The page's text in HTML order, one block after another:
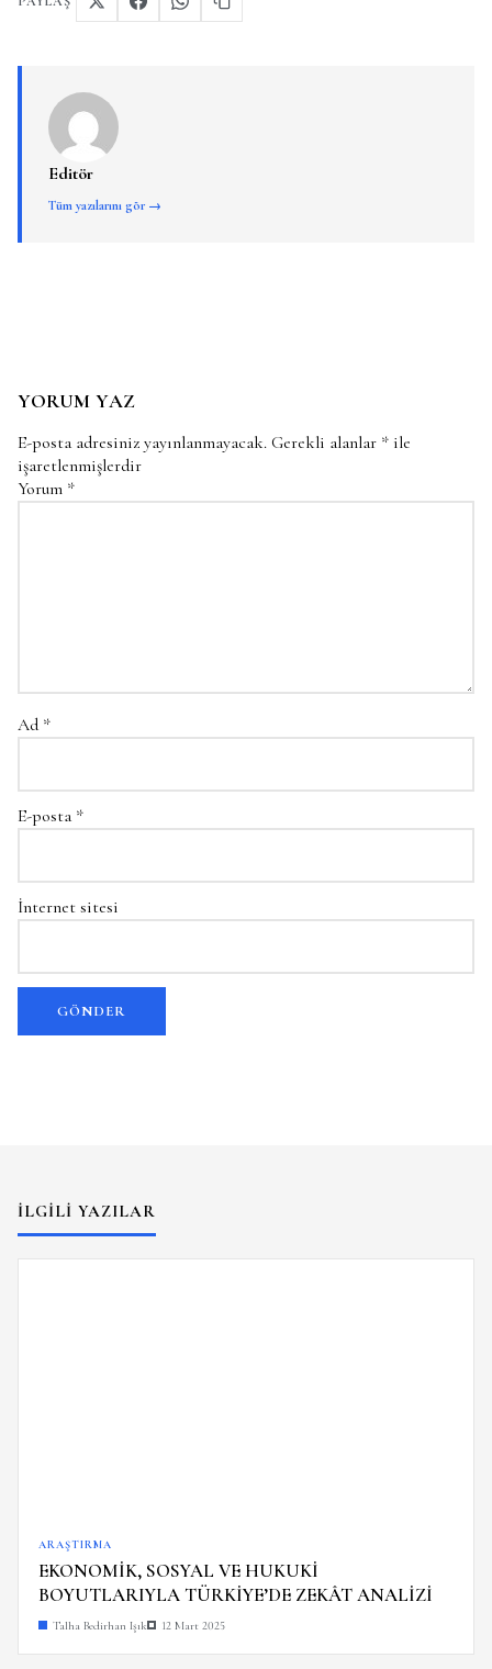
Editör
Tüm yazılarını gör →
YORUM YAZ
E-posta adresiniz yayınlanmayacak. Gerekli alanlar * ile
işaretlenmişlerdir
Yorum *
Ad *
E-posta *
İnternet sitesi
İLGILI YAZILAR
ARAŞTIRMA
EKONOMİK, SOSYAL VE HUKUKİ
BOYUTLARIYLA TÜRKİYE’DE ZEKÂT ANALİZİ
Talha Bedirhan Işık 12 Mart 2025